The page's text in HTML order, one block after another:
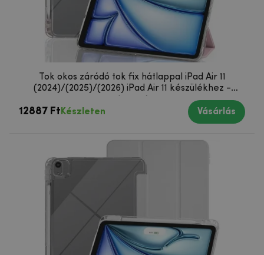
Tok okos záródó tok fix hátlappal iPad Air 11
(2024)/(2025)/(2026) iPad Air 11 készülékhez -
12887 Ft Készleten Vásárlás